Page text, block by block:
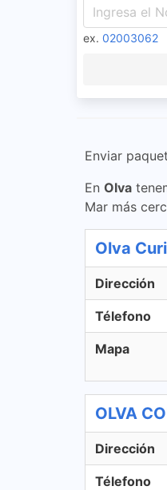
ex. 02003062
Enviar
En Olva
Mar más
Olva
Dirección
Télefono
Mapa
OLVA
Dirección
Télefono